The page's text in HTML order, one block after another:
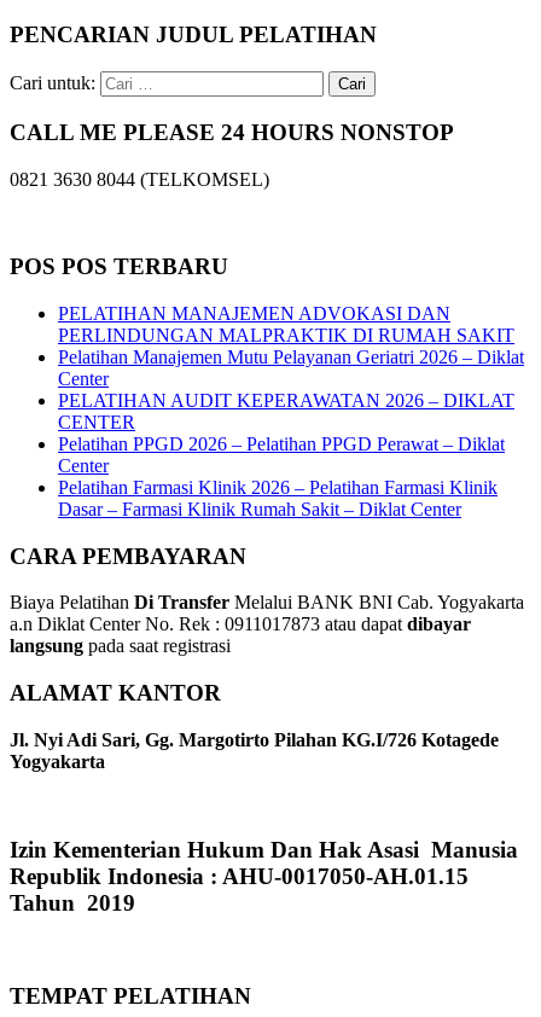
PENCARIAN JUDUL PELATIHAN
Cari untuk:
CALL ME PLEASE 24 HOURS NONSTOP
0821 3630 8044 (TELKOMSEL)
POS POS TERBARU
PELATIHAN MANAJEMEN ADVOKASI DAN
PERLINDUNGAN MALPRAKTIK DI RUMAH SAKIT
Pelatihan Manajemen Mutu Pelayanan Geriatri 2026 – Diklat
Center
PELATIHAN AUDIT KEPERAWATAN 2026 – DIKLAT
CENTER
Pelatihan PPGD 2026 – Pelatihan PPGD Perawat – Diklat
Center
Pelatihan Farmasi Klinik 2026 – Pelatihan Farmasi Klinik
Dasar – Farmasi Klinik Rumah Sakit – Diklat Center
CARA PEMBAYARAN
Biaya Pelatihan Di Transfer Melalui BANK BNI Cab. Yogyakarta
a.n Diklat Center No. Rek : 0911017873 atau dapatdibayar
langsung pada saat registrasi
ALAMAT KANTOR
Jl. Nyi Adi Sari, Gg. Margotirto Pilahan KG.I/726 Kotagede
Yogyakarta
Izin Kementerian Hukum Dan Hak Asasi Manusia
Republik Indonesia : AHU-0017050-AH.01.15
Tahun 2019
TEMPAT PELATIHAN